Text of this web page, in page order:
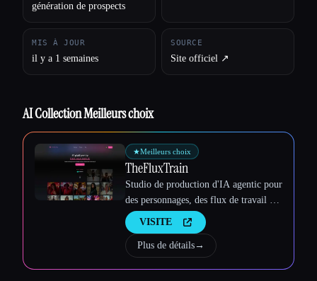
Esc
génération de prospects
MIS À JOUR
il y a 1 semaines
SOURCE
Site officiel ↗︎
AI Collection Meilleurs choix
★Meilleurs choix
TheFluxTrain
Studio de production d'IA agentic pour
des personnages, des flux de travail et
des vidéos cohérents
VISITE
Plus de détails→